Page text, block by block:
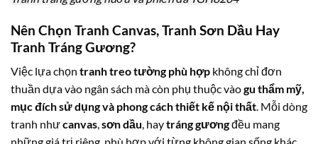
Nên Chọn Tranh Canvas, Tranh Sơn Dầu Hay
Tranh Tráng Gương?
Việc lựa chọn tranh treo tường phù hợp không chỉ đơn
thuần dựa vào ngân sách mà còn phụ thuộc vàogu thẩm mỹ,
mục đích sử dụng và phong cách thiết kế nội thất. Mỗi dòng
tranh nhưcanvas,sơn dầu, haytráng gươngđều mang